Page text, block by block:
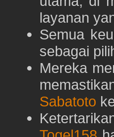
layanan
Semua
sebagai
Mereka
Sabatoto